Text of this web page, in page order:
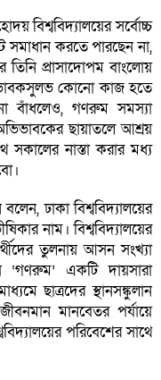
বিশ্ববিদ্যালয়ের সর্বোচ্চ
সমাধান করতে পারছেন না,
তিনি প্রাসাদোপম বাংলোয়
কোনো কাজ হতে
বাঁধলেও, গণরুম সমস্যা
ছায়াতলে আশ্রয়
সকালের নাস্তা করার মধ্য
ঢাকা বিশ্ববিদ্যালয়ের
নাম। বিশ্ববিদ্যালয়ের
তুলনায় আসন সংখ্যা
একটি দায়সারা
ছাত্রদের স্থানসঙ্কুলান
মানবেতর পর্যায়ে
পরিবেশের সাথে